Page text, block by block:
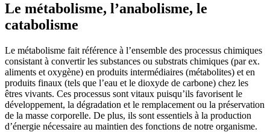
Le métabolisme, l’anabolisme, le
catabolisme
Le métabolisme fait référence à l’ensemble des processus chimiques
consistant à convertir les substances ou substrats chimiques (par ex.
aliments et oxygène) en produits intermédiaires (métabolites) et en
produits finaux (tels que l’eau et le dioxyde de carbone) chez les
êtres vivants. Ces processus sont vitaux puisqu’ils favorisent le
développement, la dégradation et le remplacement ou la préservation
de la masse corporelle. De plus, ils sont essentiels à la production
d’énergie nécessaire au maintien des fonctions de notre organisme.